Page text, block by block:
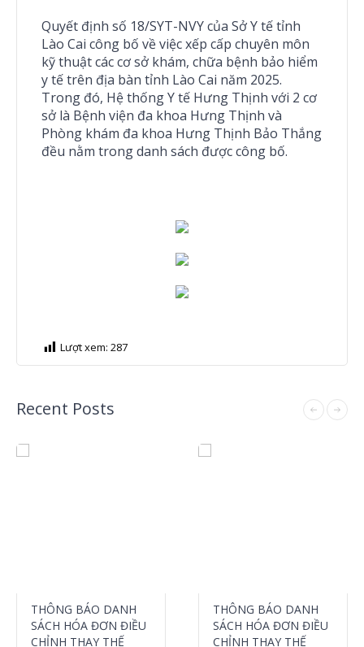
Quyết định số 18/SYT-NVY của Sở Y tế tỉnh
Lào Cai công bố về việc xếp cấp chuyên môn
kỹ thuật các cơ sở khám, chữa bệnh bảo hiểm
y tế trên địa bàn tỉnh Lào Cai năm 2025.
Trong đó, Hệ thống Y tế Hưng Thịnh với 2 cơ
sở là Bệnh viện đa khoa Hưng Thịnh và
Phòng khám đa khoa Hưng Thịnh Bảo Thắng
đều nằm trong danh sách được công bố.
Lượt xem: 287
Recent Posts
THÔNG BÁO DANH
SÁCH HÓA ĐƠN ĐIỀU
CHỈNH THAY THẾ
THÔNG BÁO DANH
SÁCH HÓA ĐƠN ĐIỀU
CHỈNH THAY THẾ